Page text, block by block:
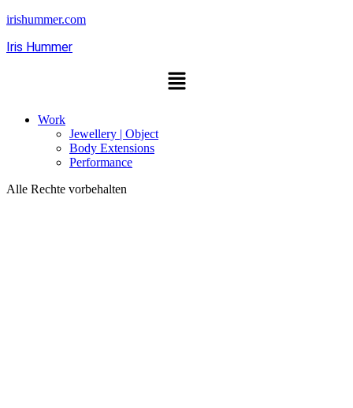
irishummer.com
Iris Hummer
Work
Jewellery | Object
Body Extensions
Performance
Alle Rechte vorbehalten